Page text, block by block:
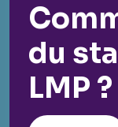
du
LMP ?